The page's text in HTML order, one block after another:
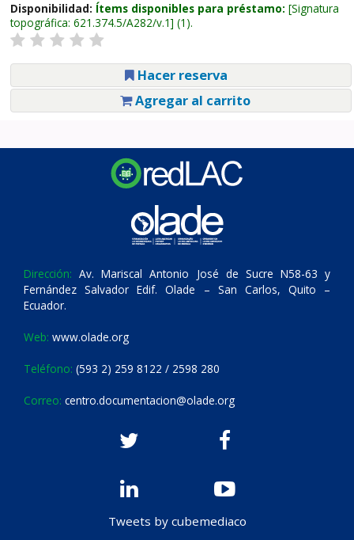
Disponibilidad: Ítems disponibles para préstamo: Signatura
topográfica: 621.374.5/A282/v.1 (1).
Hacer reserva
Agregar al carrito
Dirección: Av. Mariscal Antonio José de Sucre N58-63 y
Fernández Salvador Edif. Olade – San Carlos, Quito –
Ecuador.
Web: www.olade.org
Teléfono: (593 2) 259 8122 / 2598 280
Correo: centro.documentacion@olade.org
Tweets by cubemediaco